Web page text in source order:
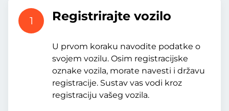
1 Registrirajte vozilo
U prvom koraku navodite podatke o
svojem vozilu. Osim registracijske
oznake vozila, morate navesti i državu
registracije. Sustav vas vodi kroz
registraciju vašeg vozila.